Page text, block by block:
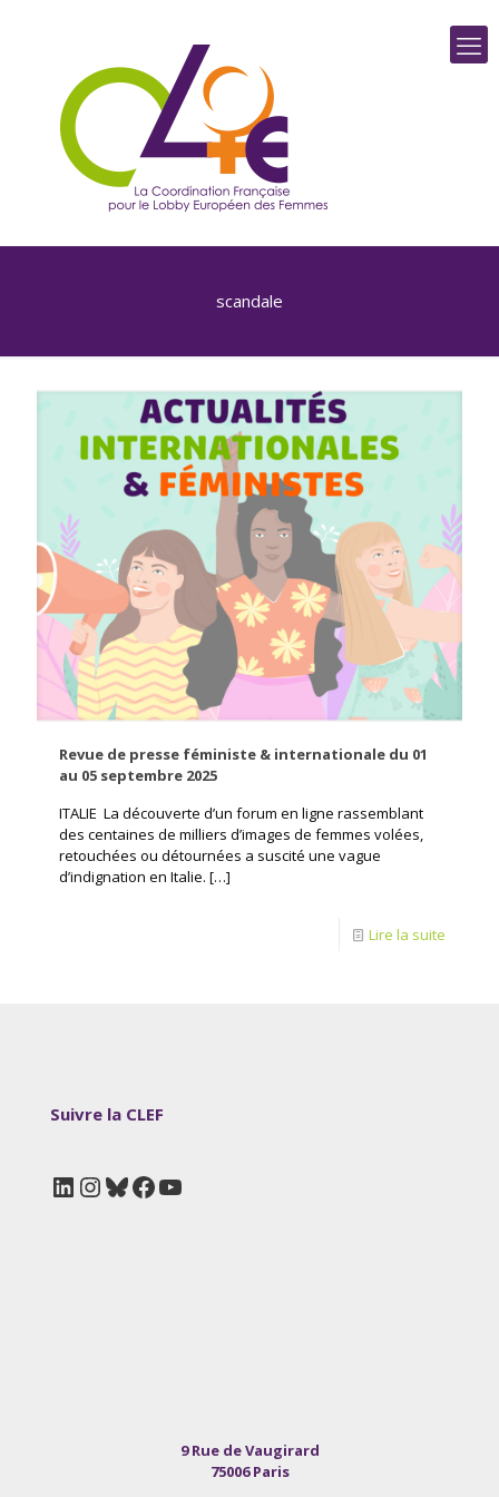
scandale
Revue de presse féministe & internationale du 01
au 05 septembre 2025
ITALIE La découverte d’un forum en ligne rassemblant
des centaines de milliers d’images de femmes volées,
retouchées ou détournées a suscité une vague
d’indignation en Italie. […]
Lire la suite
Suivre la CLEF
LinkedIn
Instagram
Bluesky
Facebook
YouTube
9 Rue de Vaugirard
75006 Paris